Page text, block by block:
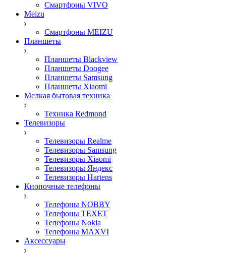
Смартфоны VIVO
Meizu
Смартфоны MEIZU
Планшеты
Планшеты Blackview
Планшеты Doogee
Планшеты Samsung
Планшеты Xiaomi
Мелкая бытовая техника
Техника Redmond
Телевизоры
Телевизоры Realme
Телевизоры Samsung
Телевизоры Xiaomi
Телевизоры Яндекс
Телевизоры Hartens
Кнопочные телефоны
Телефоны NOBBY
Телефоны TEXET
Телефоны Nokia
Телефоны MAXVI
Аксессуары